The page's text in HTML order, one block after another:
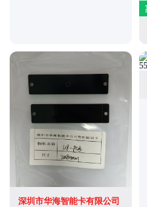
深圳市华海智能卡有限公司